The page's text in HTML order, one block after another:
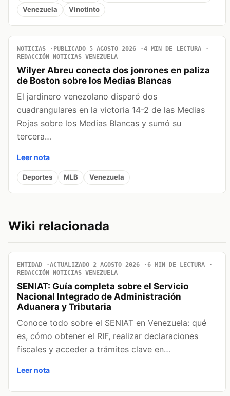
Venezuela
Vinotinto
NOTICIAS PUBLICADO 5 AGOSTO 2026
4 MIN DE LECTURA
REDACCIÓN NOTICIAS VENEZUELA
Wilyer Abreu conecta dos jonrones en paliza
de Boston sobre los Medias Blancas
El jardinero venezolano disparó dos
cuadrangulares en la victoria 14-2 de las Medias
Rojas sobre los Medias Blancas y sumó su
tercera…
Leer nota
Deportes MLB Venezuela
Wiki relacionada
ENTIDAD ACTUALIZADO 2 AGOSTO 2026
6 MIN DE LECTURA
REDACCIÓN NOTICIAS VENEZUELA
SENIAT: Guía completa sobre el Servicio
Nacional Integrado de Administración
Aduanera y Tributaria
Conoce todo sobre el SENIAT en Venezuela: qué
es, cómo obtener el RIF, realizar declaraciones
fiscales y acceder a trámites clave en…
Leer nota